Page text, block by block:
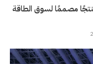
مصممًا لسوق الطاقة